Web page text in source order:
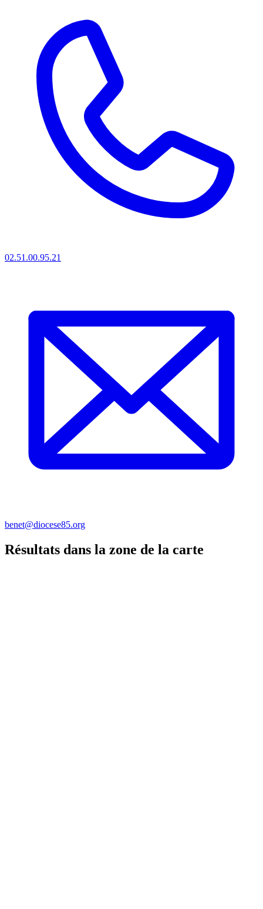
02.51.00.95.21
benet@diocese85.org
Résultats dans la zone de la carte